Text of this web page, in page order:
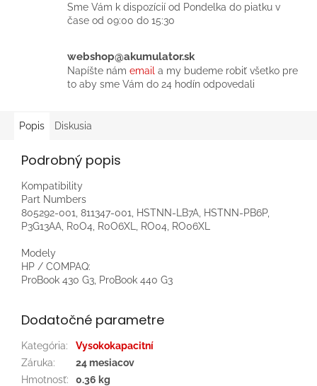
Sme Vám k dispozícií od Pondelka do piatku v
čase od 09:00 do 15:30
webshop@akumulator.sk
Napíšte nám email a my budeme robiť všetko pre
to aby sme Vám do 24 hodín odpovedali
Popis Diskusia
Podrobný popis
Kompatibility
Part Numbers
805292-001, 811347-001, HSTNN-LB7A, HSTNN-PB6P,
P3G13AA, R0O4, R0O6XL, RO04, RO06XL
Modely
HP / COMPAQ:
ProBook 430 G3, ProBook 440 G3
Dodatočné parametre
Kategória:
Vysokokapacitní
Záruka:
24 mesiacov
Hmotnosť:
0.36 kg